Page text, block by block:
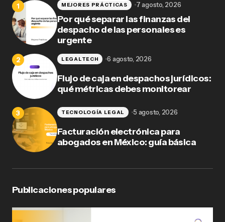
Por qué separar las finanzas del
despacho de las personales es
urgente
MEJORES PRÁCTICAS 7 agosto, 2026
Flujo de caja en despachos jurídicos:
qué métricas debes monitorear
LEGALTECH 6 agosto, 2026
Facturación electrónica para
abogados en México: guía básica
TECNOLOGÍA LEGAL 5 agosto, 2026
Publicaciones populares